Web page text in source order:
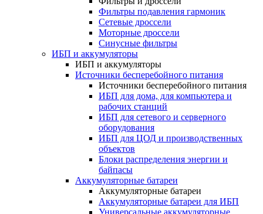
Фильтры подавления гармоник
Сетевые дроссели
Моторные дроссели
Синусные фильтры
ИБП и аккумуляторы
ИБП и аккумуляторы
Источники бесперебойного питания
Источники бесперебойного питания
ИБП для дома, для компьютера и
рабочих станций
ИБП для сетевого и серверного
оборудования
ИБП для ЦОД и производственных
объектов
Блоки распределения энергии и
байпасы
Аккумуляторные батареи
Аккумуляторные батареи
Аккумуляторные батареи для ИБП
Универсальные аккумуляторные